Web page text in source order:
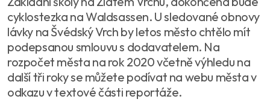
cyklostezka na Waldsassen. U sledované obnovy
lávky na Švédský Vrch by letos město chtělo mít
podepsanou smlouvu s dodavatelem. Na
rozpočet města na rok 2020 včetně výhledu na
další tři roky se můžete podívat na webu města v
odkazu v textové části reportáže.